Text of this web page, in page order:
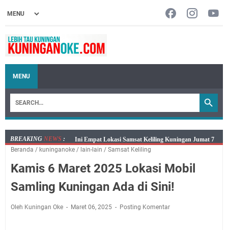
MENU
BREAKING NEWS :
Jumat 7 Agustus 2026 Mobil SIM Keliling Ada di
Kecamatan Sindangagung
Embun Pagi Jumat 8 Agustus 2026: Jika Keberkahan
Kelaparan Meskipun Memiliki Sekarung Penuh Uang
Salat Lima Waktu itu Bukan Cuma Kewajiban, Tapi
Beranda / kuninganoke / lain-lain / Samsat Keliling
Kamis 6 Maret 2025 Lokasi Mobil
Samling Kuningan Ada di Sini!
Oleh Kuningan Oke Maret 06, 2025 Posting Komentar